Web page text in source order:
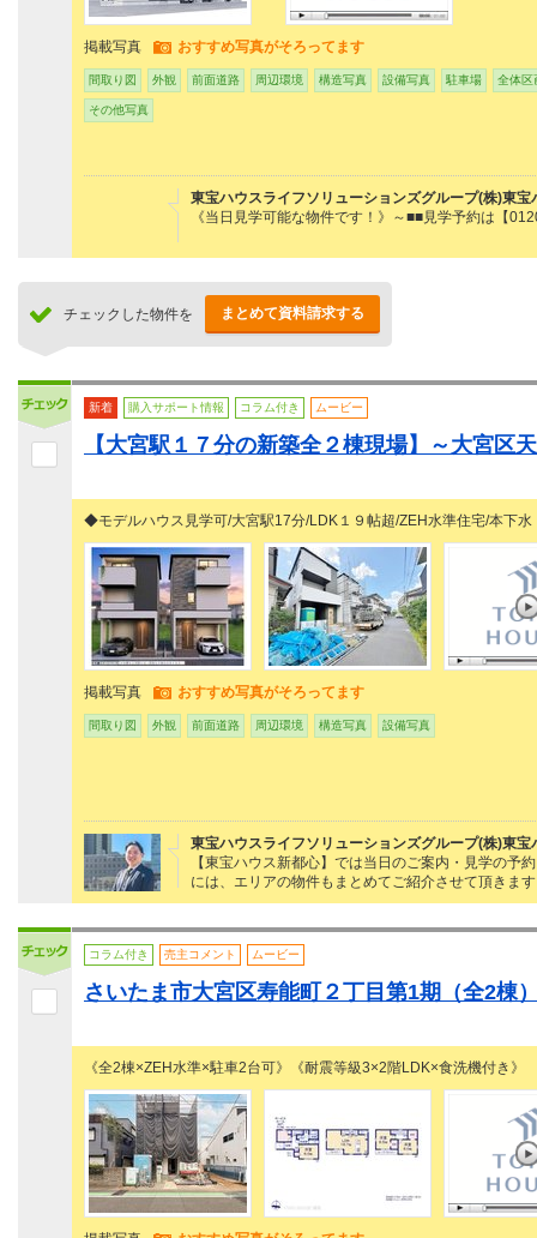
掲載写真 おすすめ写真がそろってます
間取り図 外観 前面道路 周辺環境 構造写真 設備写真 駐車場 全体区
その他写真
東宝ハウスライフソリューションズグループ(株)東宝
《当日見学可能な物件です！》～■■見学予約は【
チェックした物件を まとめて資料請求する
新着 購入サポート情報 コラム付き ムービー
【大宮駅１７分の新築全２棟現場】～大宮区
◆モデルハウス見学可/大宮駅17分/LDK１９帖超/ZEH水準住宅/本下水
掲載写真 おすすめ写真がそろってます
間取り図 外観 前面道路 周辺環境 構造写真 設備写真
東宝ハウスライフソリューションズグループ(株)東宝
【東宝ハウス新都心】では当日のご案内・見学の
には、エリアの物件もまとめてご紹介させて頂きま
コラム付き 売主コメント ムービー
さいたま市大宮区寿能町２丁目第1期（全2棟
《全2棟×ZEH水準×駐車2台可》《耐震等級3×2階LDK×食洗機付き》